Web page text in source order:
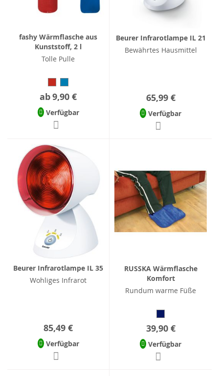
fashy Wärmflasche aus
Kunststoff, 2 l
Tolle Pulle
ab9,90 €
Verfügbar
Beurer Infrarotlampe IL 21
Bewährtes Hausmittel
65,99 €
Verfügbar
Beurer Infrarotlampe IL 35
Wohliges Infrarot
85,49 €
Verfügbar
RUSSKA Wärmflasche
Komfort
Rundum warme Füße
39,90 €
Verfügbar